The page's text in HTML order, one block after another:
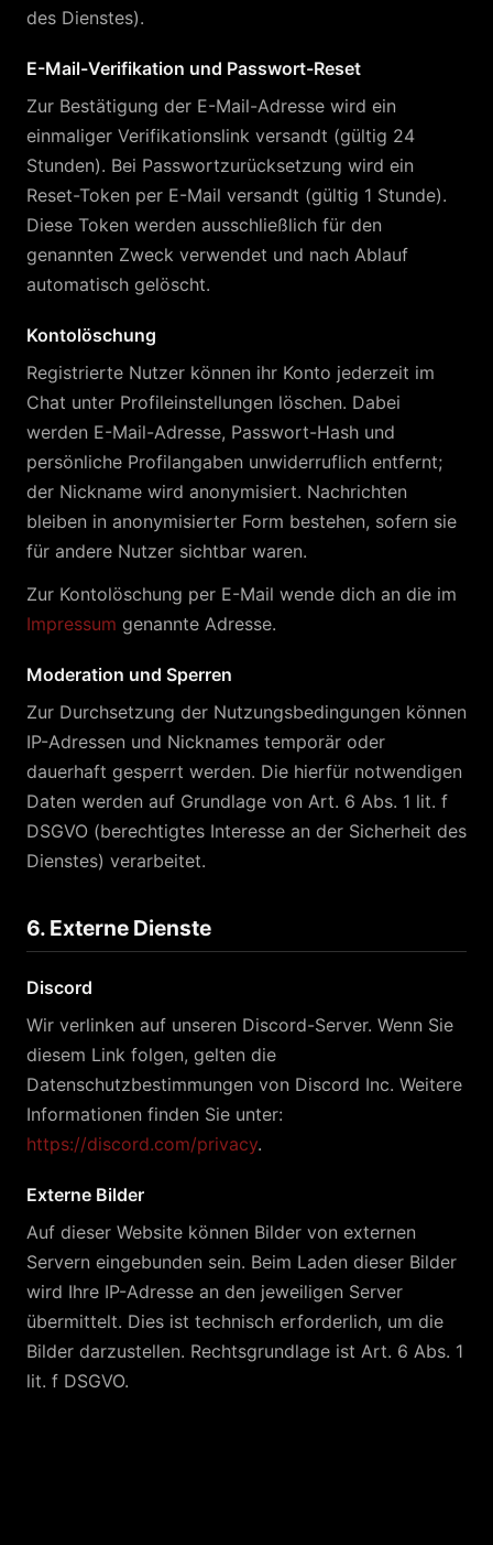
des Dienstes).
E-Mail-Verifikation und Passwort-Reset
Zur Bestätigung der E-Mail-Adresse wird ein
einmaliger Verifikationslink versandt (gültig 24
Stunden). Bei Passwortzurücksetzung wird ein
Reset-Token per E-Mail versandt (gültig 1 Stunde).
Diese Token werden ausschließlich für den
genannten Zweck verwendet und nach Ablauf
automatisch gelöscht.
Kontolöschung
Registrierte Nutzer können ihr Konto jederzeit im
Chat unter Profileinstellungen löschen. Dabei
werden E-Mail-Adresse, Passwort-Hash und
persönliche Profilangaben unwiderruflich entfernt;
der Nickname wird anonymisiert. Nachrichten
bleiben in anonymisierter Form bestehen, sofern sie
für andere Nutzer sichtbar waren.
Zur Kontolöschung per E-Mail wende dich an die im
Impressum genannte Adresse.
Moderation und Sperren
Zur Durchsetzung der Nutzungsbedingungen können
IP-Adressen und Nicknames temporär oder
dauerhaft gesperrt werden. Die hierfür notwendigen
Daten werden auf Grundlage von Art. 6 Abs. 1 lit. f
DSGVO (berechtigtes Interesse an der Sicherheit des
Dienstes) verarbeitet.
6. Externe Dienste
Discord
Wir verlinken auf unseren Discord-Server. Wenn Sie
diesem Link folgen, gelten die
Datenschutzbestimmungen von Discord Inc. Weitere
Informationen finden Sie unter:
https://discord.com/privacy.
Externe Bilder
Auf dieser Website können Bilder von externen
Servern eingebunden sein. Beim Laden dieser Bilder
wird Ihre IP-Adresse an den jeweiligen Server
übermittelt. Dies ist technisch erforderlich, um die
Bilder darzustellen. Rechtsgrundlage ist Art. 6 Abs. 1
lit. f DSGVO.